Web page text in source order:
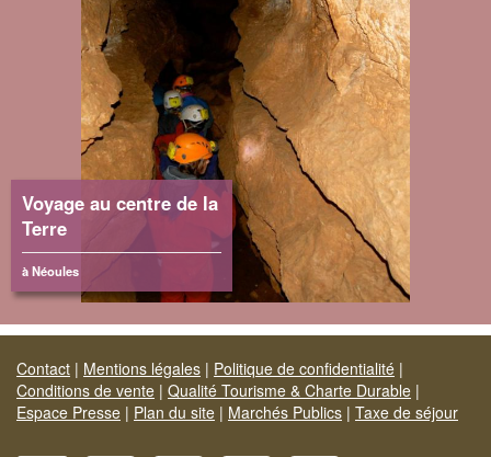
Voyage au centre de la
Terre
à Néoules
Contact | Mentions légales | Politique de confidentialité |
Conditions de vente | Qualité Tourisme & Charte Durable |
Espace Presse | Plan du site | Marchés Publics | Taxe de séjour